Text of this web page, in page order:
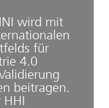
wird mit
für
4.0
beitragen.